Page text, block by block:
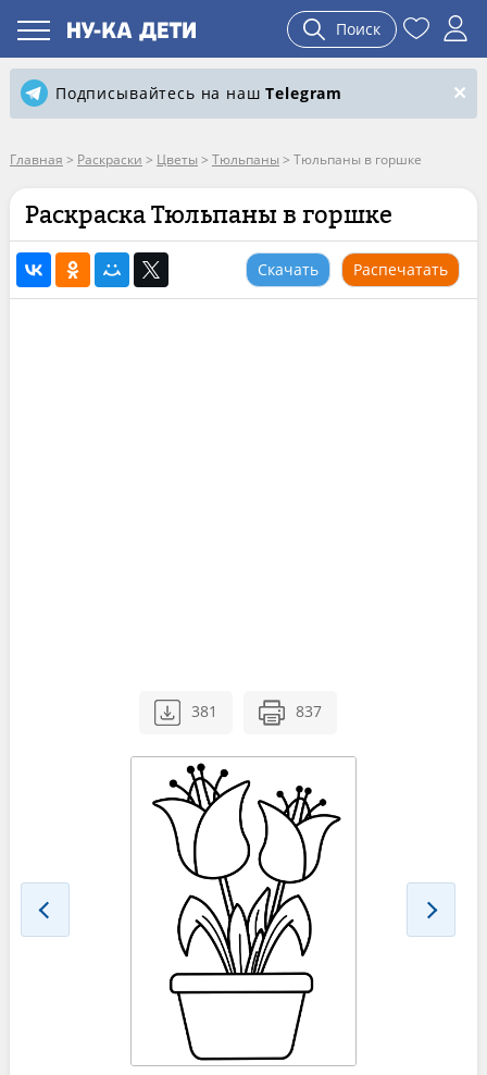
Поиск
Подписывайтесь на нашTelegram
Главная > Раскраски > Цветы > Тюльпаны > Тюльпаны в горшке
Раскраска Тюльпаны в горшке
Скачать Распечатать
381 837